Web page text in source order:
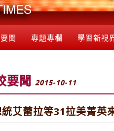
聞 專題專欄 學習新視
要聞 2015-10-11
艾蕾拉等31拉美菁英